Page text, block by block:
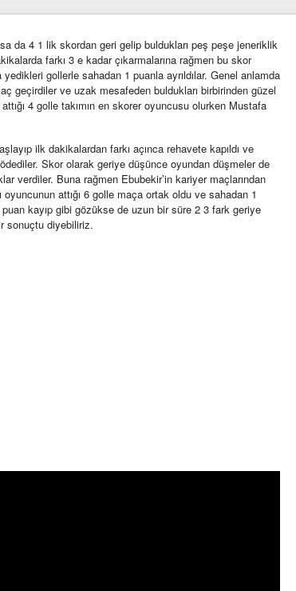
da 4 1 lik skordan geri gelip buldukları peş peşe jeneriklik
farkı 3 e kadar çıkarmalarına rağmen bu skor
gollerle sahadan 1 puanla ayrıldılar. Genel anlamda
geçirdiler ve uzak mesafeden buldukları birbirinden güzel
4 golle takımın en skorer oyuncusu olurken Mustafa
ilk dakikalardan farkı açınca rehavete kapıldı ve
Skor olarak geriye düşünce oyundan düşmeler de
verdiler. Buna rağmen Ebubekir’in kariyer maçlarından
attığı 6 golle maça ortak oldu ve sahadan 1
puan kayıp gibi gözükse de uzun bir süre 2 3 fark geriye
sonuçtu diyebiliriz.